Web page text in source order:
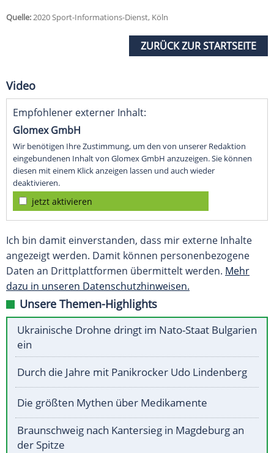
Quelle:2020 Sport-Informations-Dienst, Köln
ZURÜCK ZUR STARTSEITE
Video
Empfohlener externer Inhalt:
Glomex GmbH
Wir benötigen Ihre Zustimmung, um den von unserer Redaktion
eingebundenen Inhalt von Glomex GmbH anzuzeigen. Sie können
diesen mit einem Klick anzeigen lassen und auch wieder
deaktivieren.
jetzt aktivieren
Ich bin damit einverstanden, dass mir externe Inhalte
angezeigt werden. Damit können personenbezogene
Daten an Drittplattformen übermittelt werden. Mehr
dazu in unseren Datenschutzhinweisen.
Unsere Themen-Highlights
Ukrainische Drohne dringt im Nato-Staat Bulgarien
ein
Durch die Jahre mit Panikrocker Udo Lindenberg
Die größten Mythen über Medikamente
Braunschweig nach Kantersieg in Magdeburg an
der Spitze